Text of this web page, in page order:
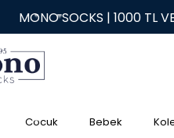
MONO SOCKS | 1000 TL VE
Cocuk Bebek